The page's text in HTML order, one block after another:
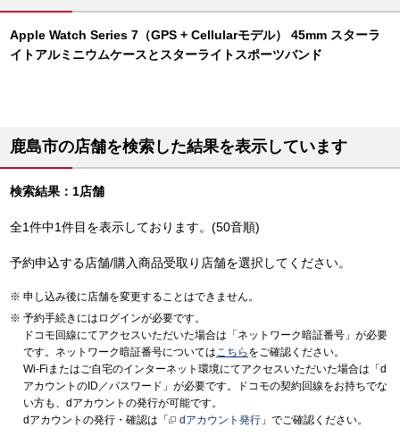
Apple Watch Series 7（GPS + Cellularモデル） 45mm スターラ
イトアルミニウムケースとスターライトスポーツバンド
鹿島市の店舗を検索した結果を表示しています
検索結果：1店舗
全1件中1件目を表示しております。(50音順)
予約申込する店舗/購入商品受取り店舗を選択してください。
申し込み後に店舗を変更することはできません。
予約手続きにはログインが必要です。
ドコモ回線にてアクセスいただいた場合は「ネットワーク暗証番号」が必要
です。ネットワーク暗証番号についてはこちら をご確認ください。
Wi-Fiまたはご自宅のインターネット環境にてアクセスいただいた場合は「d
アカウントのID／パスワード」が必要です。ドコモの契約回線をお持ちでな
い方も、dアカウントの発行が可能です。
dアカウントの発行・確認は「
dアカウント発行 」でご確認ください。